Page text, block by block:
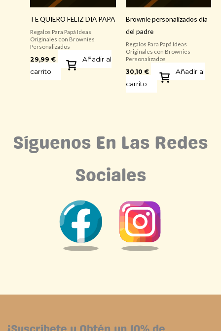
TE QUIERO FELIZ DIA PAPA
Regalos Para Papá Ideas
Originales con Brownies
Personalizados
29,99€
Añadir al
carrito
Brownie personalizados dia
del padre
Regalos Para Papá Ideas
Originales con Brownies
Personalizados
30,10 €
Añadir al
carrito
Síguenos En Las Redes
Sociales